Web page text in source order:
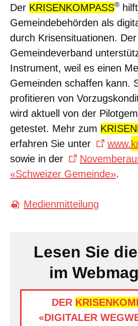
Der KRISENKOMPASS® hilft
Gemeindebehörden als
durch Krisensituationen.
Gemeindeverband
Instrument, weil es einen
Gemeinden schaffen kann.
profitieren von
wird aktuell von der
getestet. Mehr zum
erfahren Sie unter www.
sowie in der
«Schweizer Gemeinde».
Medienmitteilung
Lesen Sie
im
DER
«DIGITALER